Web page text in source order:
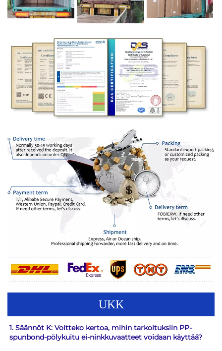
UKK
1. Säännöt K: Voitteko kertoa, mihin tarkoituksiin PP-
spunbond-pölykuitu ei-ninkkuvaatteet voidaan käyttää?